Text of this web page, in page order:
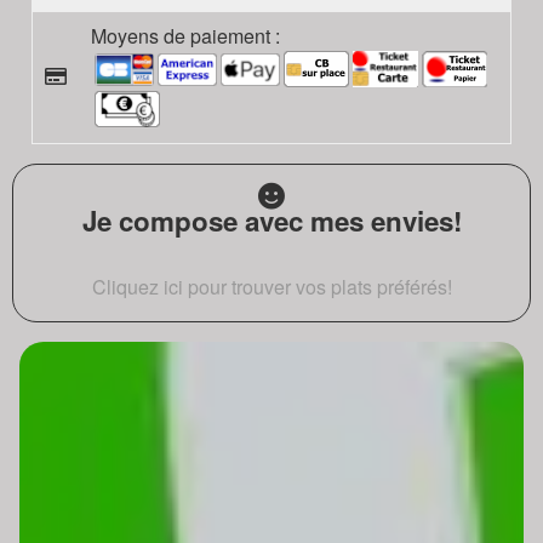
Moyens de paiement :
Je compose avec mes envies!
Cliquez ici pour trouver vos plats préférés!